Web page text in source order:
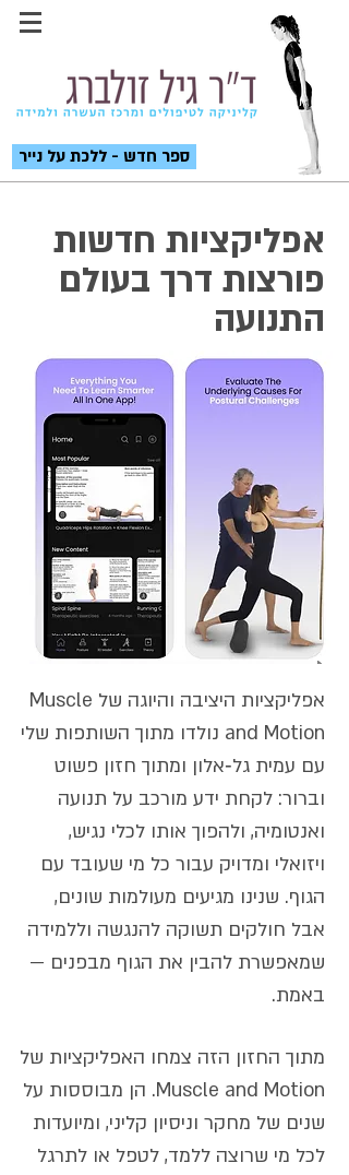
ספר חדש - ללכת על נייר
אפליקציות חדשות
פורצות דרך בעולם
התנועה
אפליקציות היציבה והיוגה של Muscle
and Motion נולדו מתוך השותפות שלי
עם עמית גל‑אלון ומתוך חזון פשוט
וברור: לקחת ידע מורכב על תנועה
ואנטומיה, ולהפוך אותו לכלי נגיש,
ויזואלי ומדויק עבור כל מי שעובד עם
הגוף. שנינו מגיעים מעולמות שונים,
אבל חולקים תשוקה להנגשה וללמידה
שמאפשרת להבין את הגוף מבפנים —
באמת.
מתוך החזון הזה צמחו האפליקציות של
Muscle and Motion. הן מבוססות על
שנים של מחקר וניסיון קליני, ומיועדות
לכל מי שרוצה ללמד, לטפל או לתרגל